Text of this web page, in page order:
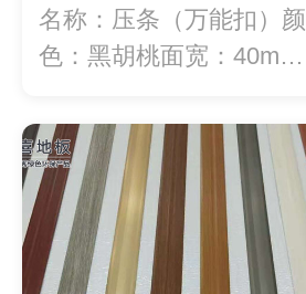
名称：压条（万能扣）颜
色：黑胡桃面宽：40mm